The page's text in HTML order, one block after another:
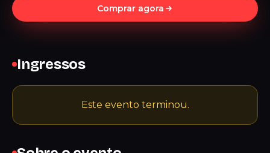
Comprar agora
Ingressos
Este evento terminou.